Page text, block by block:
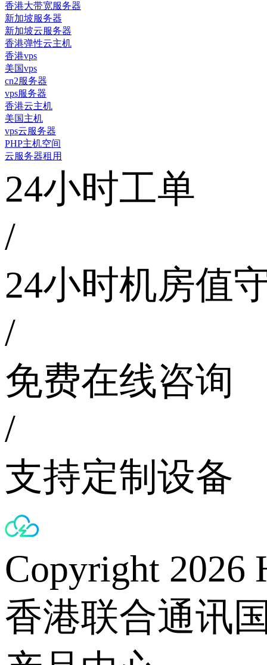
香港大带宽服务器
新加坡服务器
新加坡云服务器
香港弹性云主机
香港vps
美国vps
cn2服务器
vps服务器
香港云主机
美国主机
vps云服务器
PHP主机空间
云服务器租用
24小时工单
/
24小时机房值
/
免费在线咨询
/
支持定制设备
Copyright 2026
香港联合通讯